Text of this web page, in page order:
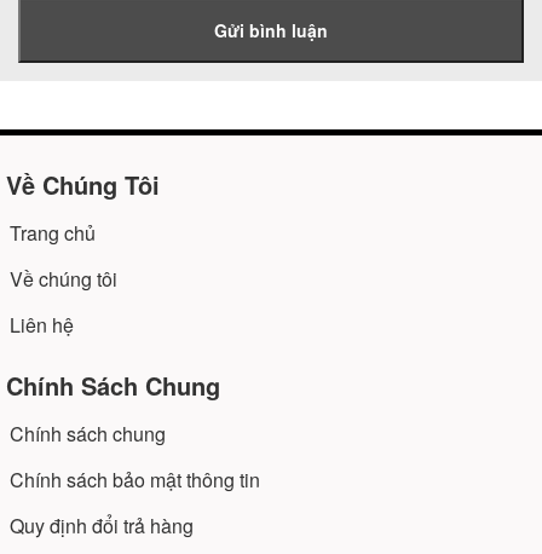
Gửi bình luận
Về Chúng Tôi
Trang chủ
Về chúng tôi
Liên hệ
Chính Sách Chung
Chính sách chung
Chính sách bảo mật thông tin
Quy định đổi trả hàng